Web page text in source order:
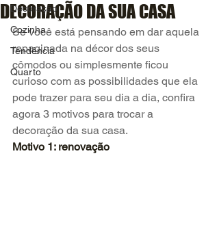
Decoração
Cozinha
Tendência
Quarto
DECORAÇÃO DA SUA CASA
Se você está pensando em dar aquela
repaginada na décor dos seus
cômodos ou simplesmente ficou
curioso com as possibilidades que ela
pode trazer para seu dia a dia, confira
agora 3 motivos para trocar a
decoração da sua casa.
Motivo 1: renovação